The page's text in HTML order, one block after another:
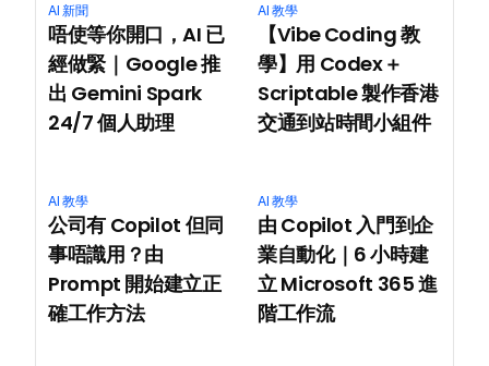
AI 新聞
唔使等你開口，AI 已
經做緊｜Google 推
出 Gemini Spark
24/7 個人助理
AI 教學
【Vibe Coding 教
學】用 Codex＋
Scriptable 製作香港
交通到站時間小組件
AI 教學
公司有 Copilot 但同
事唔識用？由
Prompt 開始建立正
確工作方法
AI 教學
由 Copilot 入門到企
業自動化｜6 小時建
立 Microsoft 365 進
階工作流